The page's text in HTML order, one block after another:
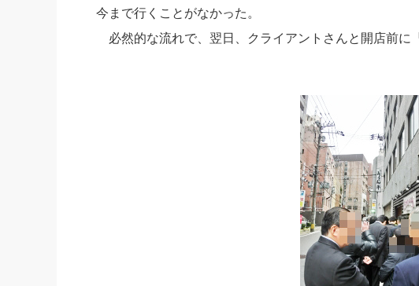
今まで行くことがなかった。
必然的な流れで、翌日、クライアントさんと開店前に